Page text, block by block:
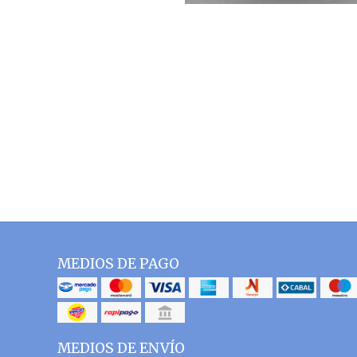
MEDIOS DE PAGO
MEDIOS DE ENVÍO